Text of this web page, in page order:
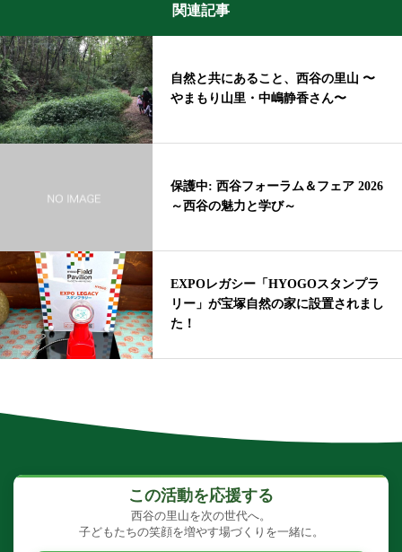
関連記事
自然と共にあること、西谷の里山 〜
やまもり山里・中嶋静香さん〜
保護中: 西谷フォーラム＆フェア 2026
～西谷の魅力と学び～
EXPOレガシー「HYOGOスタンプラ
リー」が宝塚自然の家に設置されまし
た！
この活動を応援する
西谷の里山を次の世代へ。
子どもたちの笑顔を増やす場づくりを一緒に。